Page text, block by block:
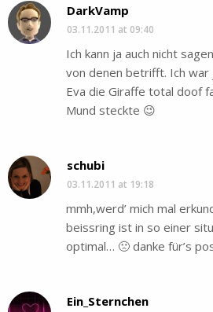
DarkVamp
03.11.2011 at 09:40
Ich kann ja auch nicht
von denen betrifft. Ich
Eva die Giraffe total doof
Mund steckte 😉
schubi
03.11.2011 at 19:18
mmh,werd’ mich mal
beissring ist in so einer
optimal… 🙁 danke für’s
Ein_Sternchen